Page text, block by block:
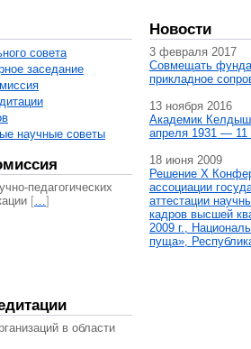
совета
заседание
научные советы
педагогических
[…]
в области
Новости
3 февраля 2017
Совмещать
прикладное
13 ноября 2016
Академик
апреля 1931 — 11
18 июня 2009
Решение X
ассоциации
аттестации
кадров высшей
2009 г.,
пуща»,